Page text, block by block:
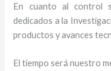
En cuanto al control
dedicados a la
productos y avances
El tiempo será nuestro